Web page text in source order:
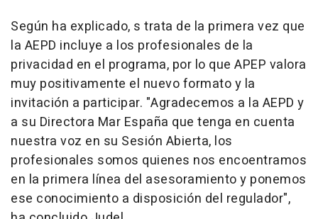
Según ha explicado, s trata de la primera vez que
la AEPD incluye a los profesionales de la
privacidad en el programa, por lo que APEP valora
muy positivamente el nuevo formato y la
invitación a participar. "Agradecemos a la AEPD y
a su Directora Mar España que tenga en cuenta
nuestra voz en su Sesión Abierta, los
profesionales somos quienes nos encoentramos
en la primera línea del asesoramiento y ponemos
ese conocimiento a disposición del regulador",